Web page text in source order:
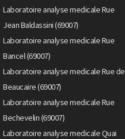
Laboratoire analyse medicale Rue
Jean Baldassini (69007)
Laboratoire analyse medicale Rue
Bancel (69007)
Laboratoire analyse medicale Rue de
Beaucaire (69007)
Laboratoire analyse medicale Rue
Bechevelin (69007)
Laboratoire analyse medicale Quai